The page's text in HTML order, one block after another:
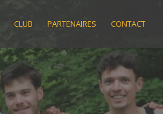
CLUB PARTENAIRES CONTACT